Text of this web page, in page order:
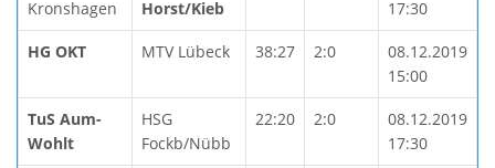
Kronshagen
Horst/Kieb
17:30
HG OKT MTV Lübeck 38:27 2:0
08.12.2019
15:00
TuS Aum-
Wohlt
HSG
Fockb/Nübb
22:20 2:0
08.12.2019
17:30